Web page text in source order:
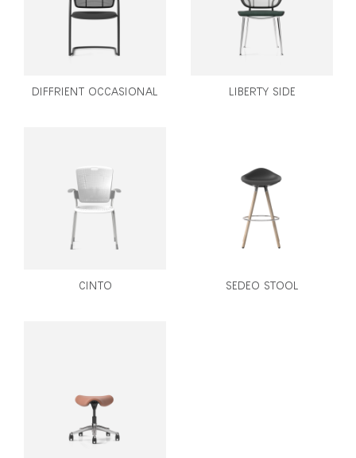
DIFFRIENT OCCASIONAL LIBERTY SIDE
CINTO SEDEO STOOL